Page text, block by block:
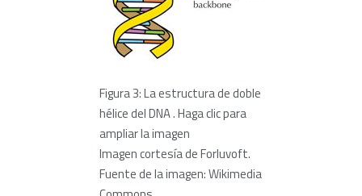
Figura 3: La estructura de doble
hélice del DNA . Haga clic para
ampliar la imagen
Imagen cortesía de Forluvoft.
Fuente de la imagen: Wikimedia